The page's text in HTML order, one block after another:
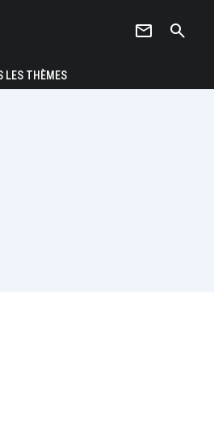
newsletter search
LES THÈMES